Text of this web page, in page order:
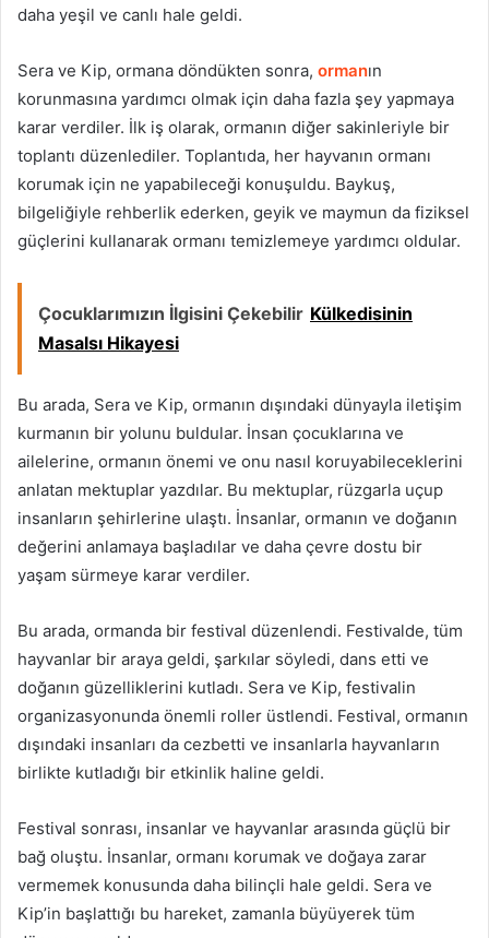
daha yeşil ve canlı hale geldi.
Sera ve Kip, ormana döndükten sonra, ormanın
korunmasına yardımcı olmak için daha fazla şey yapmaya
karar verdiler. İlk iş olarak, ormanın diğer sakinleriyle bir
toplantı düzenlediler. Toplantıda, her hayvanın ormanı
korumak için ne yapabileceği konuşuldu. Baykuş,
bilgeliğiyle rehberlik ederken, geyik ve maymun da fiziksel
güçlerini kullanarak ormanı temizlemeye yardımcı oldular.
Çocuklarımızın İlgisini Çekebilir Külkedisinin
Masalsı Hikayesi
Bu arada, Sera ve Kip, ormanın dışındaki dünyayla iletişim
kurmanın bir yolunu buldular. İnsan çocuklarına ve
ailelerine, ormanın önemi ve onu nasıl koruyabileceklerini
anlatan mektuplar yazdılar. Bu mektuplar, rüzgarla uçup
insanların şehirlerine ulaştı. İnsanlar, ormanın ve doğanın
değerini anlamaya başladılar ve daha çevre dostu bir
yaşam sürmeye karar verdiler.
Bu arada, ormanda bir festival düzenlendi. Festivalde, tüm
hayvanlar bir araya geldi, şarkılar söyledi, dans etti ve
doğanın güzelliklerini kutladı. Sera ve Kip, festivalin
organizasyonunda önemli roller üstlendi. Festival, ormanın
dışındaki insanları da cezbetti ve insanlarla hayvanların
birlikte kutladığı bir etkinlik haline geldi.
Festival sonrası, insanlar ve hayvanlar arasında güçlü bir
bağ oluştu. İnsanlar, ormanı korumak ve doğaya zarar
vermemek konusunda daha bilinçli hale geldi. Sera ve
Kip’in başlattığı bu hareket, zamanla büyüyerek tüm